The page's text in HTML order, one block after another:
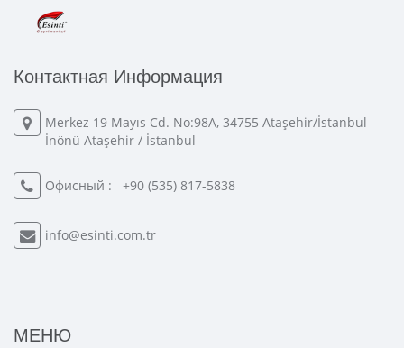
Контактная Информация
Merkez 19 Mayıs Cd. No:98A, 34755 Ataşehir/İstanbul
İnönü Ataşehir / İstanbul
Офисный : +90 (535) 817-5838
info@esinti.com.tr
МЕНЮ